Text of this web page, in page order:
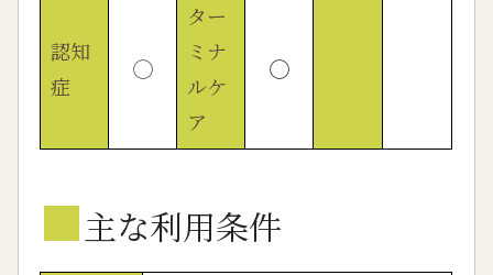
認知
症
◯
ター
ミナ
ルケ
ア
◯
■主な利用条件